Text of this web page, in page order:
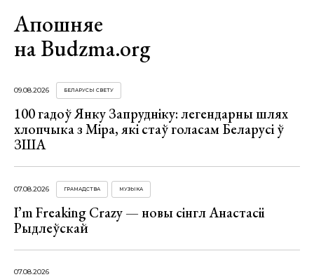
Апошняе
на Budzma.org
09.08.2026 БЕЛАРУСЫ СВЕТУ
100 гадоў Янку Запрудніку: легендарны шлях
хлопчыка з Міра, які стаў голасам Беларусі ў
ЗША
07.08.2026 ГРАМАДСТВА МУЗЫКА
I’m Freaking Crazy — новы сінгл Анастасіі
Рыдлеўскай
07.08.2026